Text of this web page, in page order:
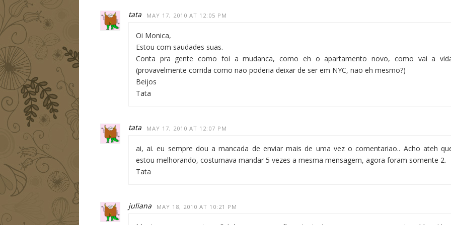
tata MAY 17, 2010 AT 12:05 PM
Oi Monica,
Estou com saudades suas.
Conta pra gente como foi a mudanca, como eh o apartamento novo, como vai a
(provavelmente corrida como nao poderia deixar de ser em NYC, nao eh mesmo?)
Beijos
Tata
tata MAY 17, 2010 AT 12:07 PM
ai, ai. eu sempre dou a mancada de enviar mais de uma vez o comentariao.. Acho ateh
estou melhorando, costumava mandar 5 vezes a mesma mensagem, agora foram somente 2.
Tata
juliana MAY 18, 2010 AT 10:21 PM